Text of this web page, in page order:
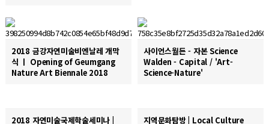
2018 금강자연미술비엔날레 개막
식 ㅣ Opening of Geumgang
Nature Art Biennale 2018
사이언스월든 - 자본 Science
Walden - Capital / 'Art-
Science-Nature'
2018 자연미술국제학술세미나 |
지역문화탐방 | Local Culture